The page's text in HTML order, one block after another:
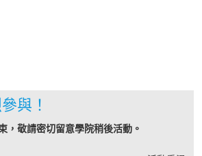
與！
，敬請密切留意學院稍後活動。